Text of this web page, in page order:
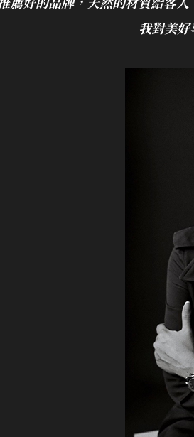
薦好的品牌，天然的材質給客
我對美